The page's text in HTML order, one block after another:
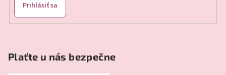
Prihlásiť sa
Plaťte u nás bezpečne